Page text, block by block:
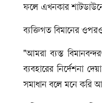
ফলে এখনকার শাটডাউনে
ব্যক্তিগত বিমানের
"আমরা ব্যস্ত
ব্যবহারের নির্দেশনা
সমাধান বলে মনে করি